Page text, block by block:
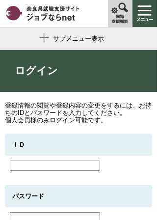
サブメニュー表示
ログイン
登録情報の閲覧や登録内容の変更をするには、お持
ちのIDとパスワードを入力してください。
個人会員様のみログイン可能です。
ＩＤ
パスワード